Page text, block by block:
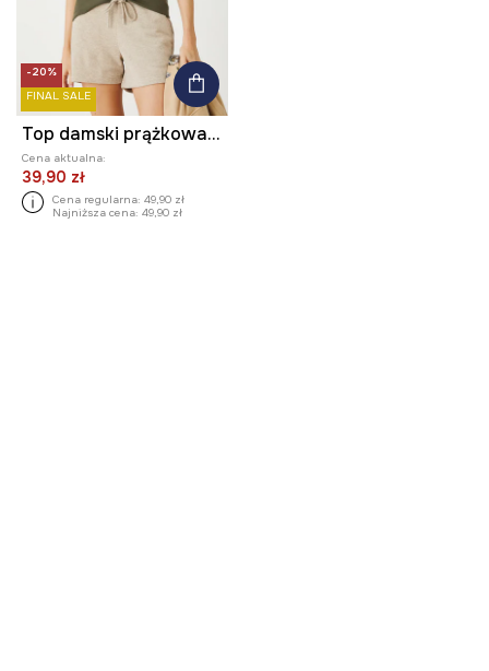
-20%
FINAL SALE
Top damski prążkowany z modalem kolor zielony
Cena aktualna:
39,90 zł
Cena regularna: 49,90 zł
Najniższa cena: 49,90 zł